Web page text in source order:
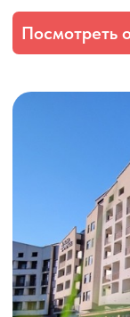
Snega by Provence
Красная Поляна •
2 ночи в июне от 17 200 ₽